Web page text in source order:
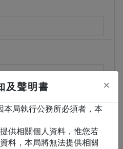
及聲明書 ×
第3條及施行細則第19條規
依法行使下列權利：
法得酌收必要成本費用。
料有任何異動，得向本局請
為適當之釋明。
本局執行公務所必須者，本
供相關個人資料，惟您若
料，本局將無法提供相關